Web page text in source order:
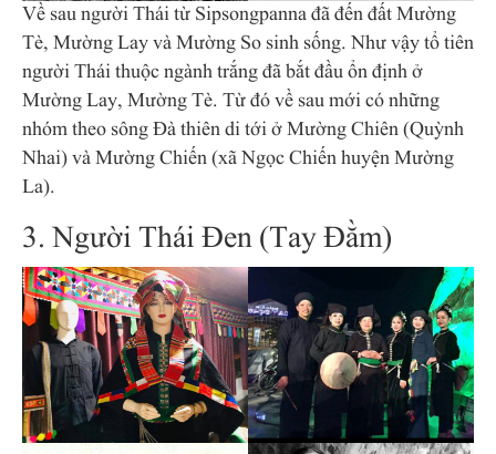
Về sau người Thái từ Sipsongpanna đã đến đất Mường
Tè, Mường Lay và Mường So sinh sống. Như vậy tổ tiên
người Thái thuộc ngành trắng đã bắt đầu ổn định ở
Mường Lay, Mường Tè. Từ đó về sau mới có những
nhóm theo sông Đà thiên di tới ở Mường Chiên (Quỳnh
Nhai) và Mường Chiến (xã Ngọc Chiến huyện Mường
La).
3. Người Thái Đen (Tay Đằm)